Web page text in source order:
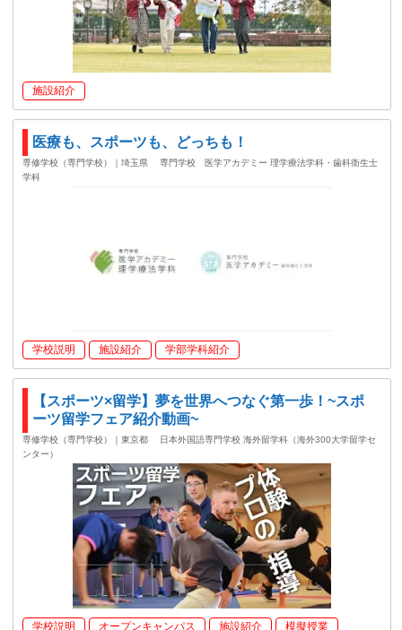
施設紹介
医療も、スポーツも、どっちも！
専修学校（専門学校）｜埼玉県
専門学校 医学アカデミー 理学療法学科・歯科衛生士
学科
学校説明 施設紹介 学部学科紹介
【スポーツ×留学】夢を世界へつなぐ第一歩！~スポ
ーツ留学フェア紹介動画~
専修学校（専門学校）｜東京都
日本外国語専門学校 海外留学科（海外300大学留学セ
ンター）
学校説明 オープンキャンパス 施設紹介 模擬授業